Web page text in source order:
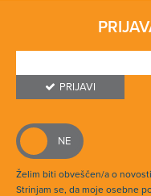
PRIJAVI
Želim biti obveščen/a o
Strinjam se, da moje osebne